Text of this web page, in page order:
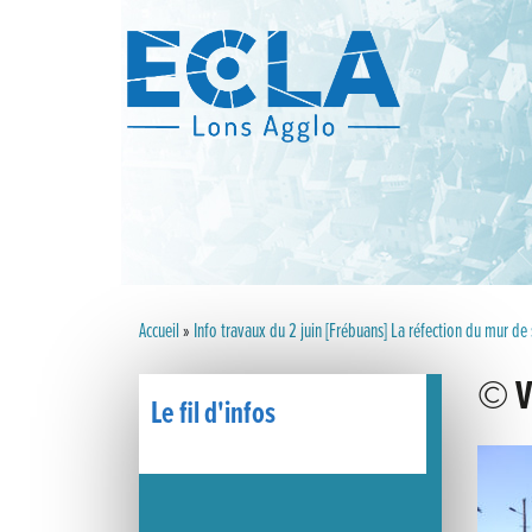
Accueil» Info travaux du 2 juin [Frébuans] La réfection du mur
Le fil d'infos ©